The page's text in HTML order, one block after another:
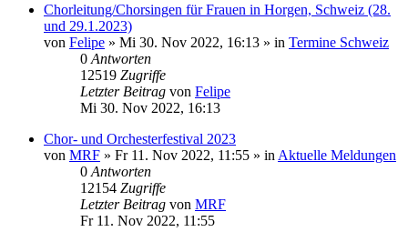
Chorleitung/Chorsingen für Frauen in Horgen, Schweiz (28.
und 29.1.2023)
von Felipe » Mi 30. Nov 2022, 16:13 » in Termine Schweiz
0 Antworten
12519 Zugriffe
Letzter Beitrag von Felipe
Mi 30. Nov 2022, 16:13
Chor- und Orchesterfestival 2023
von MRF » Fr 11. Nov 2022, 11:55 » in Aktuelle Meldungen
0 Antworten
12154 Zugriffe
Letzter Beitrag von MRF
Fr 11. Nov 2022, 11:55